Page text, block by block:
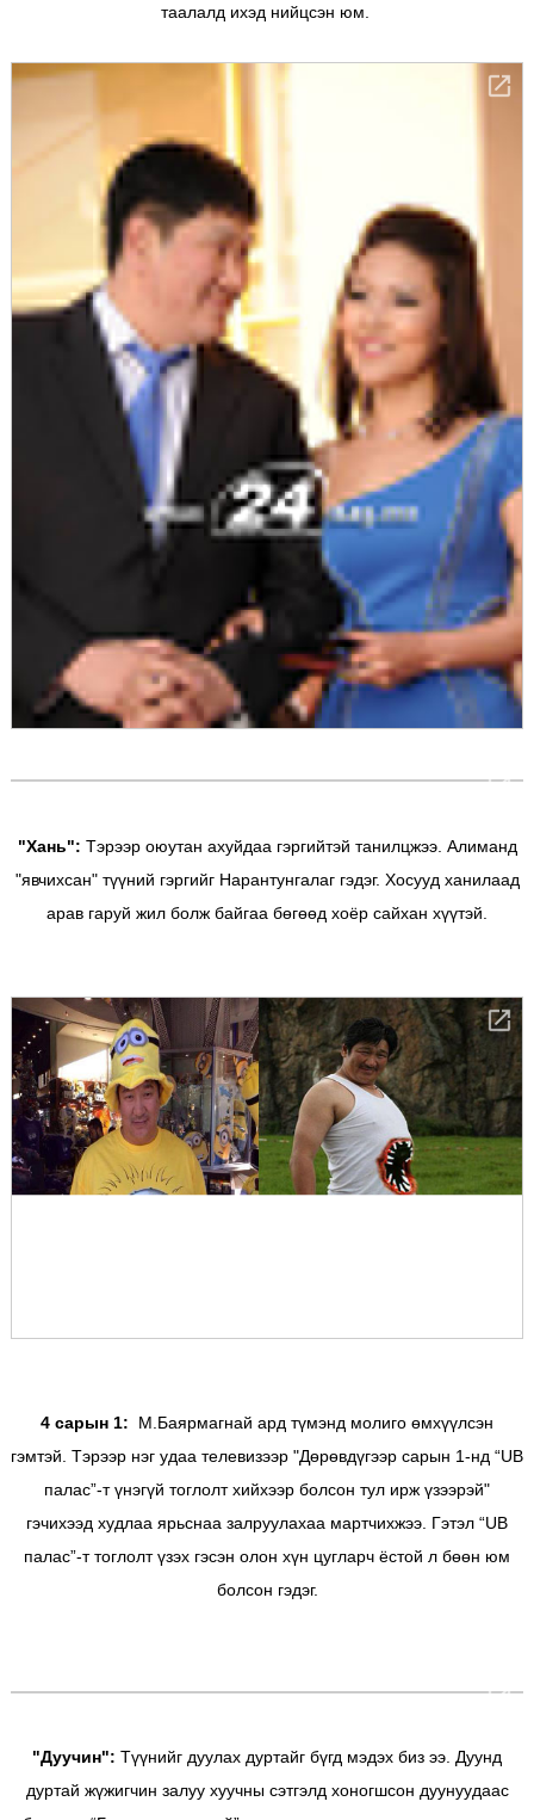
таалалд ихэд нийцсэн юм.
"Хань": Тэрээр оюутан ахуйдаа гэргийтэй танилцжээ. Алиманд
"явчихсан" түүний гэргийг Нарантунгалаг гэдэг. Хосууд ханилаад
арав гаруй жил болж байгаа бөгөөд хоёр сайхан хүүтэй.
4 сарын 1: М.Баярмагнай ард түмэнд молиго өмхүүлсэн
гэмтэй. Тэрээр нэг удаа телевизээр "Дөрөвдүгээр сарын 1-нд “UB
палас”-т үнэгүй тоглолт хийхээр болсон тул ирж үзээрэй"
гэчихээд худлаа ярьснаа залруулахаа мартчихжээ. Гэтэл “UB
палас”-т тоглолт үзэх гэсэн олон хүн цугларч ёстой л бөөн юм
болсон гэдэг.
"Дуучин": Түүнийг дуулах дуртайг бүгд мэдэх биз ээ. Дуунд
дуртай жүжигчин залуу хуучны сэтгэлд хоногшсон дуунуудаас